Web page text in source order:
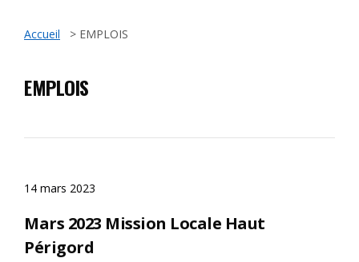
Accueil > EMPLOIS
EMPLOIS
14 mars 2023
Mars 2023 Mission Locale Haut
Périgord